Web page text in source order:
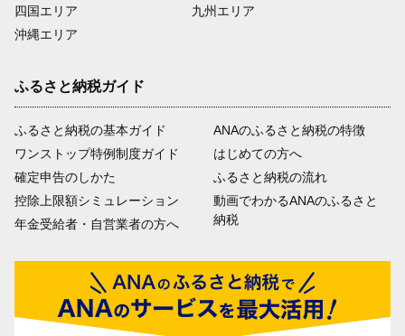
四国エリア
沖縄エリア
九州エリア
ふるさと納税ガイド
ふるさと納税の基本ガイド
ワンストップ特例制度ガイド
確定申告のしかた
控除上限額シミュレーション
年金受給者・自営業者の方へ
ANAのふるさと納税の特徴
はじめての方へ
ふるさと納税の流れ
動画でわかるANAのふるさと
納税